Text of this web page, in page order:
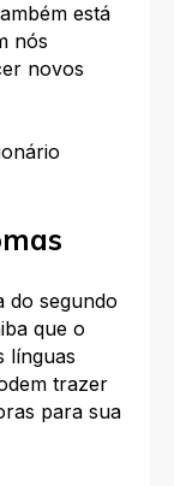
está
nós
novos
do segundo
que o
línguas
trazer
para sua